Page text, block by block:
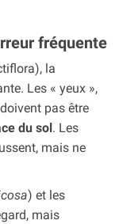
fréquente
la
Les « yeux »,
pas être
du sol . Les
mais ne
) et les
mais